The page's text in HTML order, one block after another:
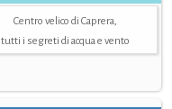
Centro velico di Caprera,
tutti i segreti di acqua e vento